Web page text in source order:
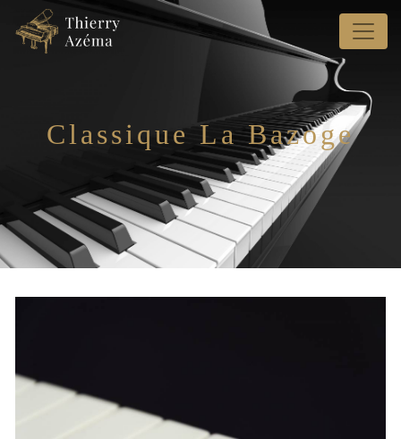
Panneau de gestion des cookies
Classique La Bazoge